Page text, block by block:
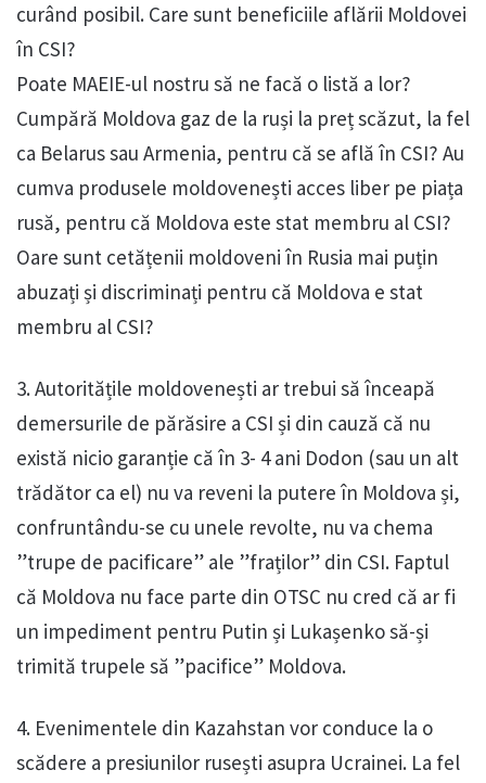
curând posibil. Care sunt beneficiile aflării Moldovei
în CSI?
Poate MAEIE-ul nostru să ne facă o listă a lor?
Cumpără Moldova gaz de la ruși la preț scăzut, la fel
ca Belarus sau Armenia, pentru că se află în CSI? Au
cumva produsele moldovenești acces liber pe piața
rusă, pentru că Moldova este stat membru al CSI?
Oare sunt cetățenii moldoveni în Rusia mai puțin
abuzați și discriminați pentru că Moldova e stat
membru al CSI?
3. Autoritățile moldovenești ar trebui să înceapă
demersurile de părăsire a CSI și din cauză că nu
există nicio garanție că în 3- 4 ani Dodon (sau un alt
trădător ca el) nu va reveni la putere în Moldova și,
confruntându-se cu unele revolte, nu va chema
”trupe de pacificare” ale ”fraților” din CSI. Faptul
că Moldova nu face parte din OTSC nu cred că ar fi
un impediment pentru Putin și Lukașenko să-și
trimită trupele să ”pacifice” Moldova.
4. Evenimentele din Kazahstan vor conduce la o
scădere a presiunilor rusești asupra Ucrainei. La fel